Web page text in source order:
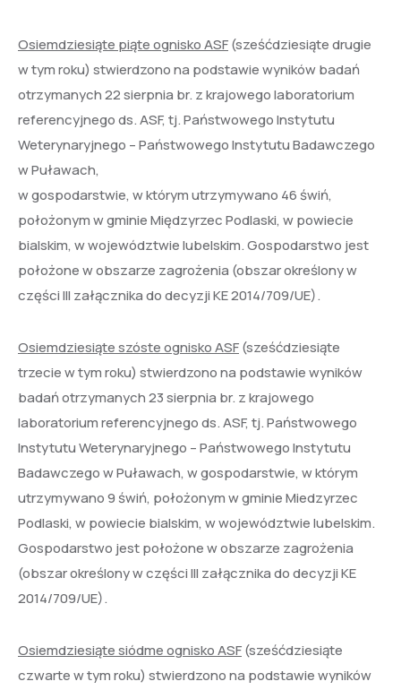
Osiemdziesiąte piąte ognisko ASF(sześćdziesiąte drugie
w tym roku) stwierdzono na podstawie wyników badań
otrzymanych 22 sierpnia br. z krajowego laboratorium
referencyjnego ds. ASF, tj. Państwowego Instytutu
Weterynaryjnego – Państwowego Instytutu Badawczego
w Puławach,
w gospodarstwie, w którym utrzymywano 46 świń,
położonym w gminie Międzyrzec Podlaski, w powiecie
bialskim, w województwie lubelskim. Gospodarstwo jest
położone w obszarze zagrożenia (obszar określony w
części III załącznika do decyzji KE 2014/709/UE).
Osiemdziesiąte szóste ognisko ASF(sześćdziesiąte
trzecie w tym roku) stwierdzono na podstawie wyników
badań otrzymanych 23 sierpnia br. z krajowego
laboratorium referencyjnego ds. ASF, tj. Państwowego
Instytutu Weterynaryjnego – Państwowego Instytutu
Badawczego w Puławach, w gospodarstwie, w którym
utrzymywano 9 świń, położonym w gminie Miedzyrzec
Podlaski, w powiecie bialskim, w województwie lubelskim.
Gospodarstwo jest położone w obszarze zagrożenia
(obszar określony w części III załącznika do decyzji KE
2014/709/UE).
Osiemdziesiąte siódme ognisko ASF(sześćdziesiąte
czwarte w tym roku) stwierdzono na podstawie wyników